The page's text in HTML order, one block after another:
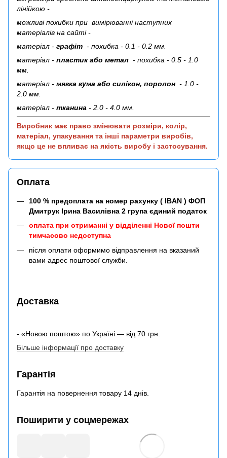
лінійкою -
можливі похибки при вимірюванні наступних
матеріалів на сайті -
матеріал - графіт - похибка - 0.1 - 0.2 мм.
матеріал - пластик або метал - похибка - 0.5 - 1.0
мм.
матеріал - мягка гума або силікон, поролон - 1.0 -
2.0 мм.
матеріал - тканина - 2.0 - 4.0 мм.
Виробник має право змінювати розміри, колір,
матеріал, упакування та інші параметри виробів,
якщо це не впливає на якість виробу і застосування.
Оплата
100 % предоплата на номер рахунку ( IBAN ) ФОП
Дмитрук Ірина Василівна 2 група єдиний податок
оплата при отриманні у відділенні Нової пошти
тимчасово недоступна
після оплати оформимо відправлення на вказаний
вами адрес поштової служби.
Доставка
- «Новою поштою» по Україні — від 70 грн.
Більше інформації про доставку
Гарантія
Гарантія на повернення товару 14 днів.
Поширити у соцмережах